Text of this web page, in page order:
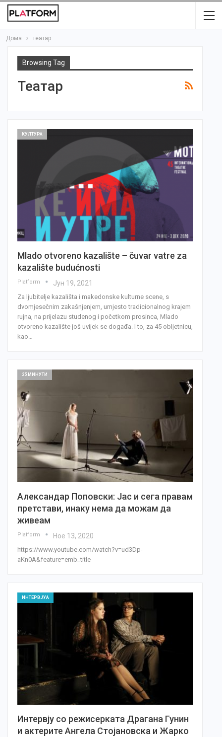
Дома театар
Browsing Tag
Театар
КУЛТУРА
Mlado otvoreno kazalište – čuvar vatre za
kazalište budućnosti
Platform Јун 19, 2021
Za ljubitelje kazališta i makedonske kulturne scene, s
dvomjesečnim zakašnjenjem, umjesto tradicionalnog krajem
rujna, na prijelazu studenog i početkom prosinca, Mlado
otvoreno kazalište još uvijek se događa. I to, za 45 obljetnicu,
kao…
25 МИНУТИ
Александар Поповски: Јас и сега правам
претстави, инаку нема да можам да
живеам
Platform Ное 13, 2020
https://www.youtube.com/watch?v=ud3Dp-
aKn0A&feature=emb_title
ИНТЕРВЈУА
Интервју со режисерката Драгана Гунин
и актерите Ангела Стојановска и Жарко